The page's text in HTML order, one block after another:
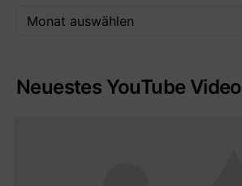
Neuestes YouTube Video